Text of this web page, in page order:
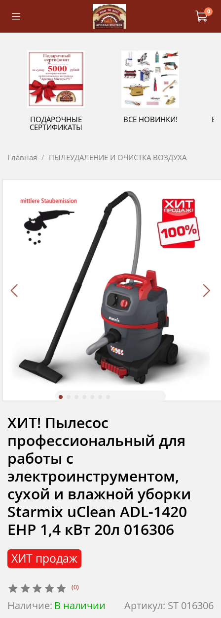
0
ПОДАРОЧНЫЕ
СЕРТИФИКАТЫ
ВСЕ НОВИНКИ!
Главная ПЫЛЕУДАЛЕНИЕ И ОЧИСТКА ВОЗДУХА
(0)
Артикул: ST 016306
Наличие: В наличии
ХИТ продаж
ХИТ! Пылесос
профессиональный для
работы с
электроинструментом,
сухой и влажной уборки
Starmix uClean ADL-1420
EHP 1,4 кВт 20л 016306